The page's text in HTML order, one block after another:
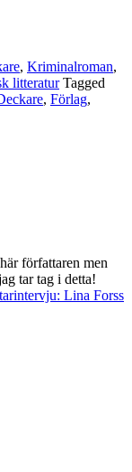
, Kriminalroman,
litteratur Tagged
, Förlag,
författaren men
tar tag i detta!
Lina Forss